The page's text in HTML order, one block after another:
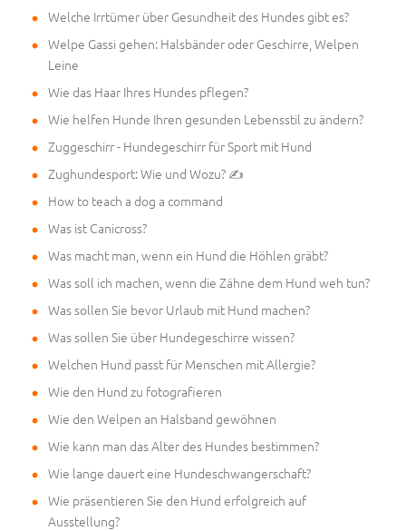
Welche Irrtümer über Gesundheit des Hundes gibt es?
Welpe Gassi gehen: Halsbänder oder Geschirre, Welpen
Leine
Wie das Haar Ihres Hundes pflegen?
Wie helfen Hunde Ihren gesunden Lebensstil zu ändern?
Zuggeschirr - Hundegeschirr für Sport mit Hund
Zughundesport: Wie und Wozu? ✍
How to teach a dog a command
Was ist Canicross?
Was macht man, wenn ein Hund die Höhlen gräbt?
Was soll ich machen, wenn die Zähne dem Hund weh tun?
Was sollen Sie bevor Urlaub mit Hund machen?
Was sollen Sie über Hundegeschirre wissen?
Welchen Hund passt für Menschen mit Allergie?
Wie den Hund zu fotografieren
Wie den Welpen an Halsband gewöhnen
Wie kann man das Alter des Hundes bestimmen?
Wie lange dauert eine Hundeschwangerschaft?
Wie präsentieren Sie den Hund erfolgreich auf
Ausstellung?